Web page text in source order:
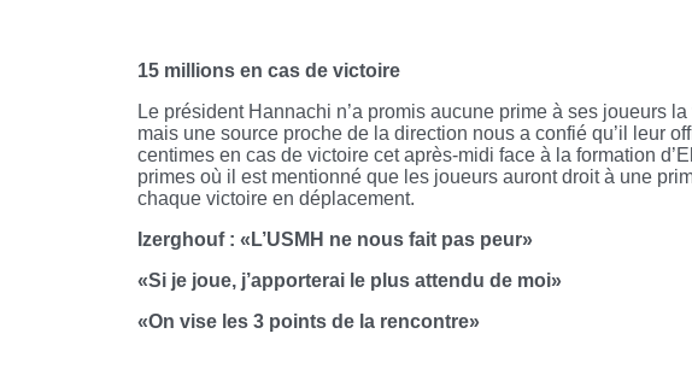
15 millions en cas de victoire
Le président Hannachi n’a promis aucune prime à ses joueurs
mais une source proche de la direction nous a confié qu’il leur
centimes en cas de victoire cet après-midi face à la formation
primes où il est mentionné que les joueurs auront droit à une
chaque victoire en déplacement.
Izerghouf : «L’USMH ne nous fait pas peur»
«Si je joue, j’apporterai le plus attendu de moi»
«On vise les 3 points de la rencontre»